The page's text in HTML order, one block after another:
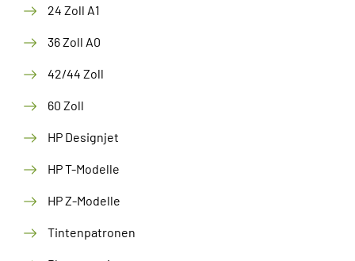
24 Zoll A1
36 Zoll A0
42/44 Zoll
60 Zoll
HP Designjet
HP T-Modelle
HP Z-Modelle
Tintenpatronen